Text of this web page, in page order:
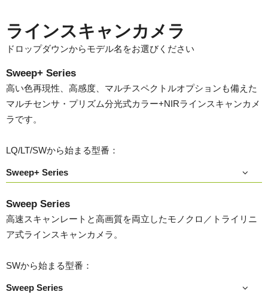
ラインスキャンカメラ
ドロップダウンからモデル名をお選びください
Sweep+ Series
高い色再現性、高感度、マルチスペクトルオプションも備えた
マルチセンサ・プリズム分光式カラー+NIRラインスキャンカメ
ラです。
LQ/LT/SWから始まる型番：
Sweep+ Series
Sweep Series
高速スキャンレートと高画質を両立したモノクロ／トライリニ
ア式ラインスキャンカメラ。
SWから始まる型番：
Sweep Series